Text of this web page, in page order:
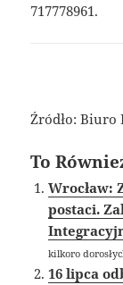
717778961.
Źródło: Biuro
To
Wrocław:
postaci.
kilkoro
16 lipca